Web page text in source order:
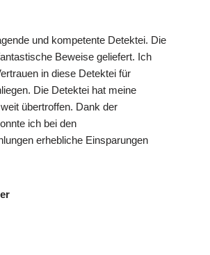
und kompetente Detektei. Die
Beweise geliefert. Ich
in diese Detektei für
Die Detektei hat meine
übertroffen. Dank der
ich bei den
erhebliche Einsparungen